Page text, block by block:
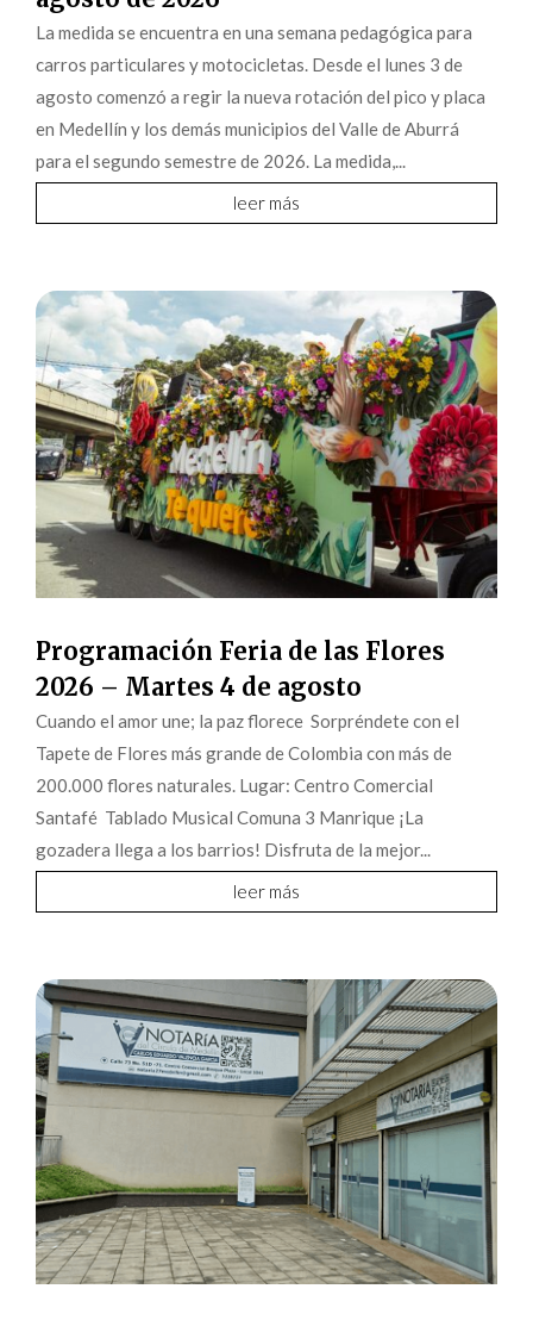
La medida se encuentra en una semana pedagógica para
carros particulares y motocicletas. Desde el lunes 3 de
agosto comenzó a regir la nueva rotación del pico y placa
en Medellín y los demás municipios del Valle de Aburrá
para el segundo semestre de 2026. La medida,...
leer más
Programación Feria de las Flores
2026 – Martes 4 de agosto
Cuando el amor une; la paz florece Sorpréndete con el
Tapete de Flores más grande de Colombia con más de
200.000 flores naturales. Lugar: Centro Comercial
Santafé Tablado Musical Comuna 3 Manrique ¡La
gozadera llega a los barrios! Disfruta de la mejor...
leer más